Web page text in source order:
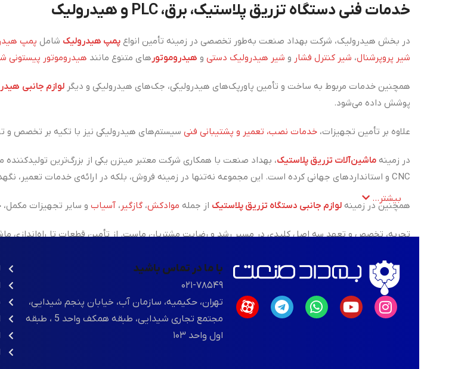
خدمات فنی دستگاه تزریق پلاستیک، برق، PLC و هیدرولیک
در بخش هیدرولیک، شرکت بهداد صنعت به‌طور تخصصی در زمینه تأمین انواع پمپ هیدرولیک شامل پمپ
شیر پروپرشنال، شیر کنترل فشار و شیر هیدرولیک دستی و هیدروموتور های متنوع مانند هیدروموتور پیستونی
همچنین خدمات مربوط به ساخت و تأمین پاورپک‌های هیدرولیکی، جک‌های هیدرولیکی و دیگر لوازم جانبی
پوشش داده می‌شود.
علاوه بر تأمین تجهیزات، خدمات نصب، تعمیر و پشتیبانی فنی سیستم‌های هیدرولیکی نیز با تکیه بر تخصص و
در زمینه ماشین‌آلات تزریق پلاستیک، بهداد صنعت با همکاری شرکت معتبر مینزن یکی از بزرگ‌ترین
CNC و استانداردهای جهانی کرده است. این مجموعه نه‌تنها در زمینه فروش، بلکه در ارائه‌ی خدمات تعمیر، نگهداری و پشتیبانی فنی دستگاه‌های تزریق پلاستیک نیز همراه مشتریان خود است.
همچنین در زمینه لوازم جانبی دستگاه تزریق پلاستیک از جمله موادکش، گازگیر ، آسیاب و سایر تجهیزات مکمل،
تجربه، تخصص و تعهد سه اصل کلیدی در مسیر رشد و رضایت مشتریان ماست. از تأمین قطعات تا راه‌اندازی
بیشتر...
با ما در تماس باشید
۰۲۱-۷۸۵۴۹
تهران، حکیمیه، سازمان آب، خیابان پنجم شیدایی،
مجتمع تجاری شیدایی، طبقه همکف واحد 5 ، طبقه
اول واحد ۱۰۳